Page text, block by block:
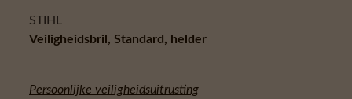
STIHL
Veiligheidsbril, Standard, helder
Persoonlijke veiligheidsuitrusting